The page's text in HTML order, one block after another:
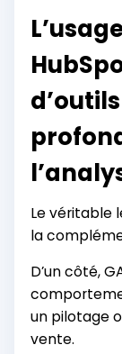
Le véritable
la
D’un côté,
un pilotage
vente.